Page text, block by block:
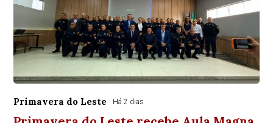
Primavera do Leste Há 2 dias